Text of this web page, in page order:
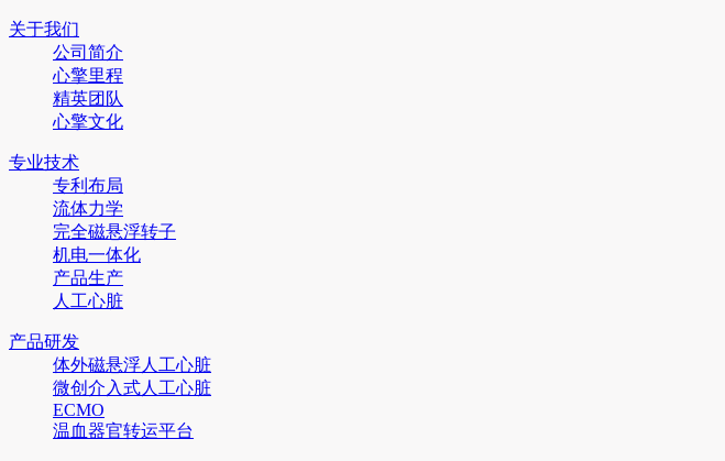
关于我们
公司简介
心擎里程
精英团队
心擎文化
专业技术
专利布局
流体力学
完全磁悬浮转子
机电一体化
产品生产
人工心脏
产品研发
体外磁悬浮人工心脏
微创介入式人工心脏
ECMO
温血器官转运平台